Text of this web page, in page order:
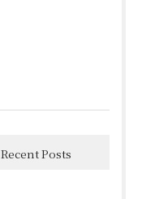
Recent Posts